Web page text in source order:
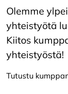
Olemme
yhteistyötä
Kiitos
yhteistyöstä!
Tutustu